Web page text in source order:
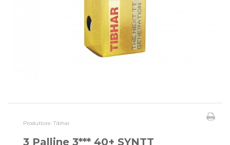
Produttore: Tibhar
3 Palline 3*** 40+ SYNTT